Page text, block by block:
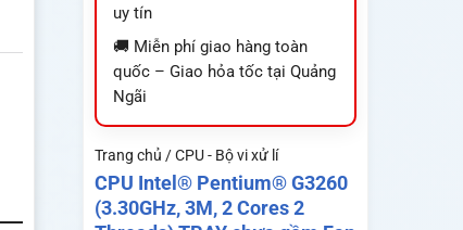
uy tín
🚚 Miễn phí giao hàng toàn
quốc – Giao hỏa tốc tại Quảng
Ngãi
Trang chủ / CPU - Bộ vi xử lí
CPU Intel® Pentium® G3260
(3.30GHz, 3M, 2 Cores 2